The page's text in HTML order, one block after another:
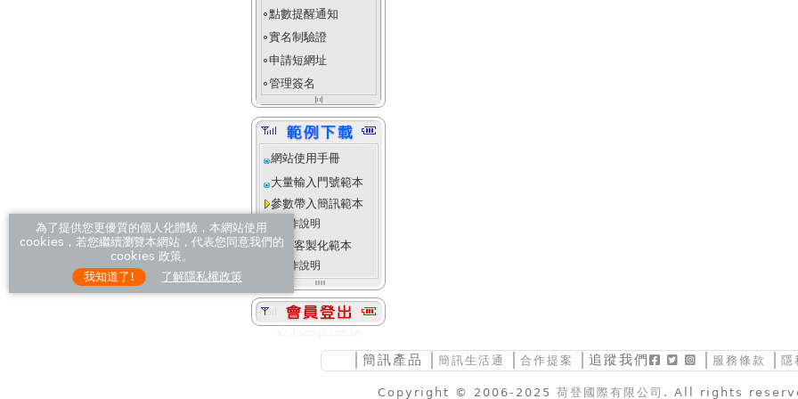
fiber_manual_record 點數提醒通知
fiber_manual_record 實名制驗證
fiber_manual_record 申請短網址
fiber_manual_record 管理簽名
align_justify_space_even
網站使用手冊
大量輸入門號範本
參數帶入簡訊範本
操作說明
進階客製化範本
操作說明
簡訊產品 簡訊生活通 合作提案 │追蹤我們 服務條款 隱
Copyright © 2006-2025 荷登國際有限公司 . All rights
為了提供您更優質的個人化體驗，本網站使用
cookies，若您繼續瀏覽本網站，代表您同意我們的
cookies 政策。
我知道了!
了解隱私權政策